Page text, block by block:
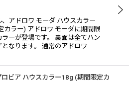
、アドロワ モーダ ハウスカラー
カラー) アドロワ モーダに期間限
ラーが登場です。 裏面は全てハン
となります。 通常のアドロワ…
ロビア ハウスカラー18g (期間限定カ